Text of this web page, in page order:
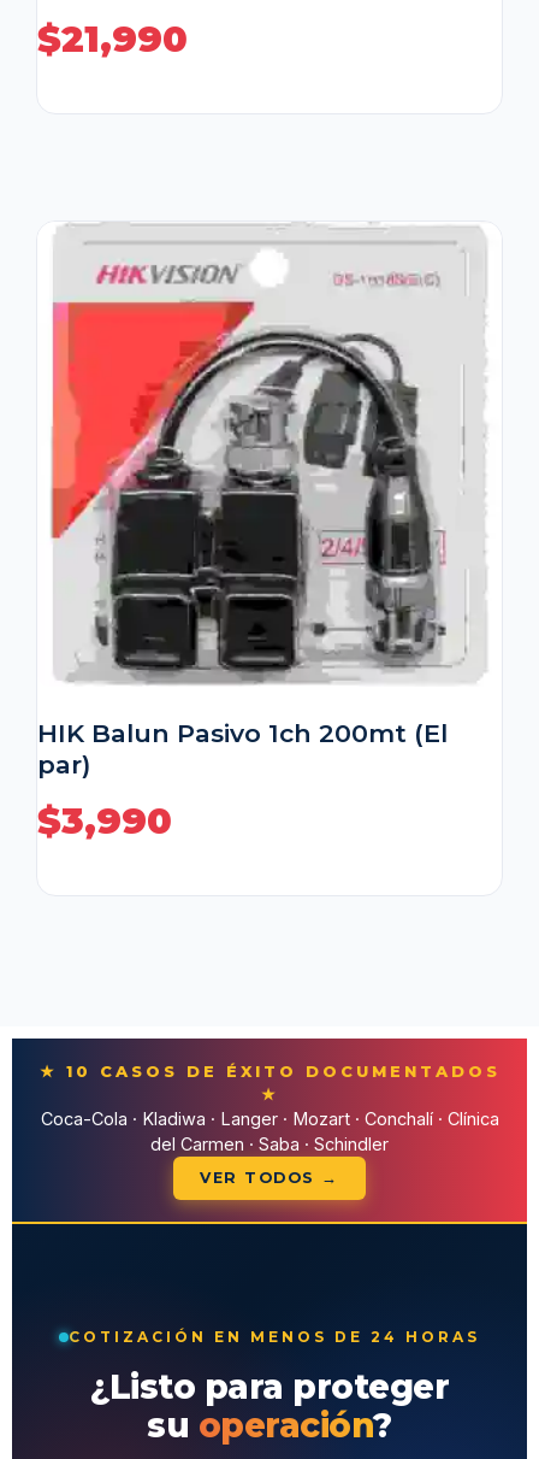
$21,990
HIK Balun Pasivo 1ch 200mt (El
par)
$3,990
★ 10 CASOS DE ÉXITO DOCUMENTADOS
★
Coca-Cola · Kladiwa · Langer · Mozart · Conchalí · Clínica
del Carmen · Saba · Schindler
VER TODOS →
COTIZACIÓN EN MENOS DE 24 HORAS
¿Listo para proteger
su operación?